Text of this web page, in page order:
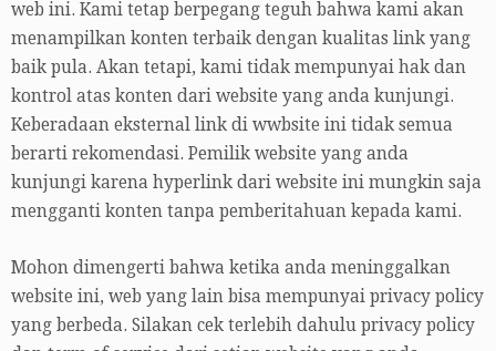
web ini. Kami tetap berpegang teguh bahwa kami akan
menampilkan konten terbaik dengan kualitas link yang
baik pula. Akan tetapi, kami tidak mempunyai hak dan
kontrol atas konten dari website yang anda kunjungi.
Keberadaan eksternal link di wwbsite ini tidak semua
berarti rekomendasi. Pemilik website yang anda
kunjungi karena hyperlink dari website ini mungkin saja
mengganti konten tanpa pemberitahuan kepada kami.
Mohon dimengerti bahwa ketika anda meninggalkan
website ini, web yang lain bisa mempunyai privacy policy
yang berbeda. Silakan cek terlebih dahulu privacy policy